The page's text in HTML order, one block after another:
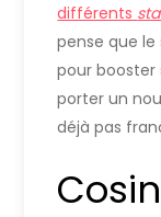
différents
pense que
pour booster
porter un
déjà pas